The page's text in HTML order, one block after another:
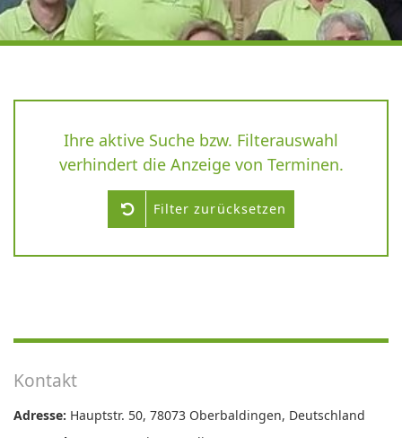
Ihre aktive Suche bzw. Filterauswahl
verhindert die Anzeige von Terminen.
Filter zurücksetzen
Kontakt
Adresse: Hauptstr. 50, 78073 Oberbaldingen, Deutschland